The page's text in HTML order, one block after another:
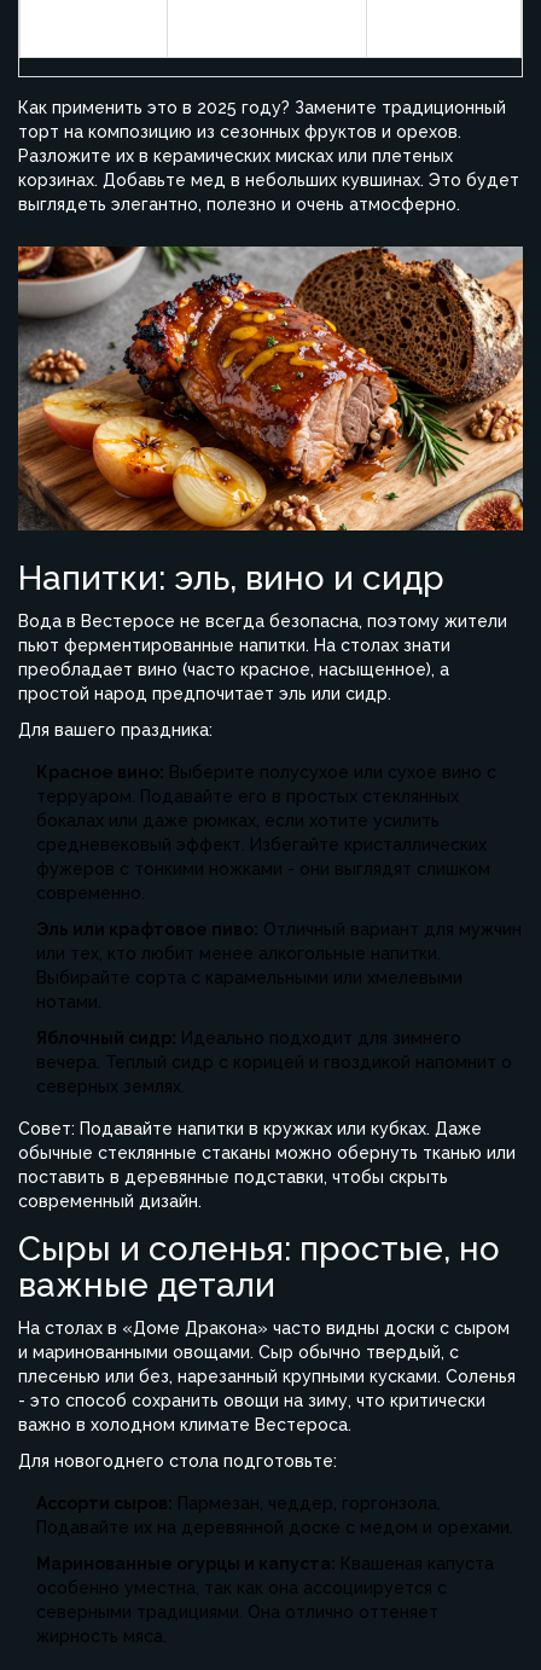
Как применить это в 2025 году? Замените традиционный
торт на композицию из сезонных фруктов и орехов.
Разложите их в керамических мисках или плетеных
корзинах. Добавьте мед в небольших кувшинах. Это будет
выглядеть элегантно, полезно и очень атмосферно.
Напитки: эль, вино и сидр
Вода в Вестеросе не всегда безопасна, поэтому жители
пьют ферментированные напитки. На столах знати
преобладает вино (часто красное, насыщенное), а
простой народ предпочитает эль или сидр.
Для вашего праздника:
Красное вино: Выберите полусухое или сухое вино с
терруаром. Подавайте его в простых стеклянных
бокалах или даже рюмках, если хотите усилить
средневековый эффект. Избегайте кристаллических
фужеров с тонкими ножками - они выглядят слишком
современно.
Эль или крафтовое пиво: Отличный вариант для мужчин
или тех, кто любит менее алкогольные напитки.
Выбирайте сорта с карамельными или хмелевыми
нотами.
Яблочный сидр: Идеально подходит для зимнего
вечера. Теплый сидр с корицей и гвоздикой напомнит о
северных землях.
Совет: Подавайте напитки в кружках или кубках. Даже
обычные стеклянные стаканы можно обернуть тканью или
поставить в деревянные подставки, чтобы скрыть
современный дизайн.
Сыры и соленья: простые, но
важные детали
На столах в «Доме Дракона» часто видны доски с сыром
и маринованными овощами. Сыр обычно твердый, с
плесенью или без, нарезанный крупными кусками. Соленья
- это способ сохранить овощи на зиму, что критически
важно в холодном климате Вестероса.
Для новогоднего стола подготовьте:
Ассорти сыров: Пармезан, чеддер, горгонзола.
Подавайте их на деревянной доске с медом и орехами.
Маринованные огурцы и капуста: Квашеная капуста
особенно уместна, так как она ассоциируется с
северными традициями. Она отлично оттеняет
жирность мяса.